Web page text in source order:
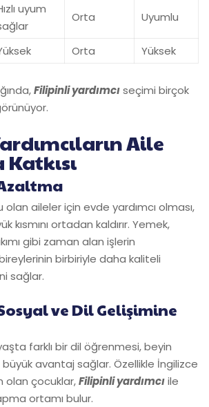
uyum
Orta Uyumlu
Orta Yüksek
Filipinli yardımcıseçimi birçok
Aile
aileler için evde yardımcı olması,
kısmını ortadan kaldırır. Yemek,
gibi zaman alan işlerin
birbiriyle daha kaliteli
sağlar.
ve Dil Gelişimine
farklı bir dil öğrenmesi, beyin
büyük avantaj sağlar. Özellikle İngilizce
olan çocuklar,Filipinli yardımcıile
ortamı bulur.